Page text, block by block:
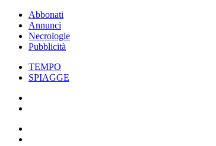
Abbonati
Annunci
Necrologie
Pubblicità
TEMPO
SPIAGGE